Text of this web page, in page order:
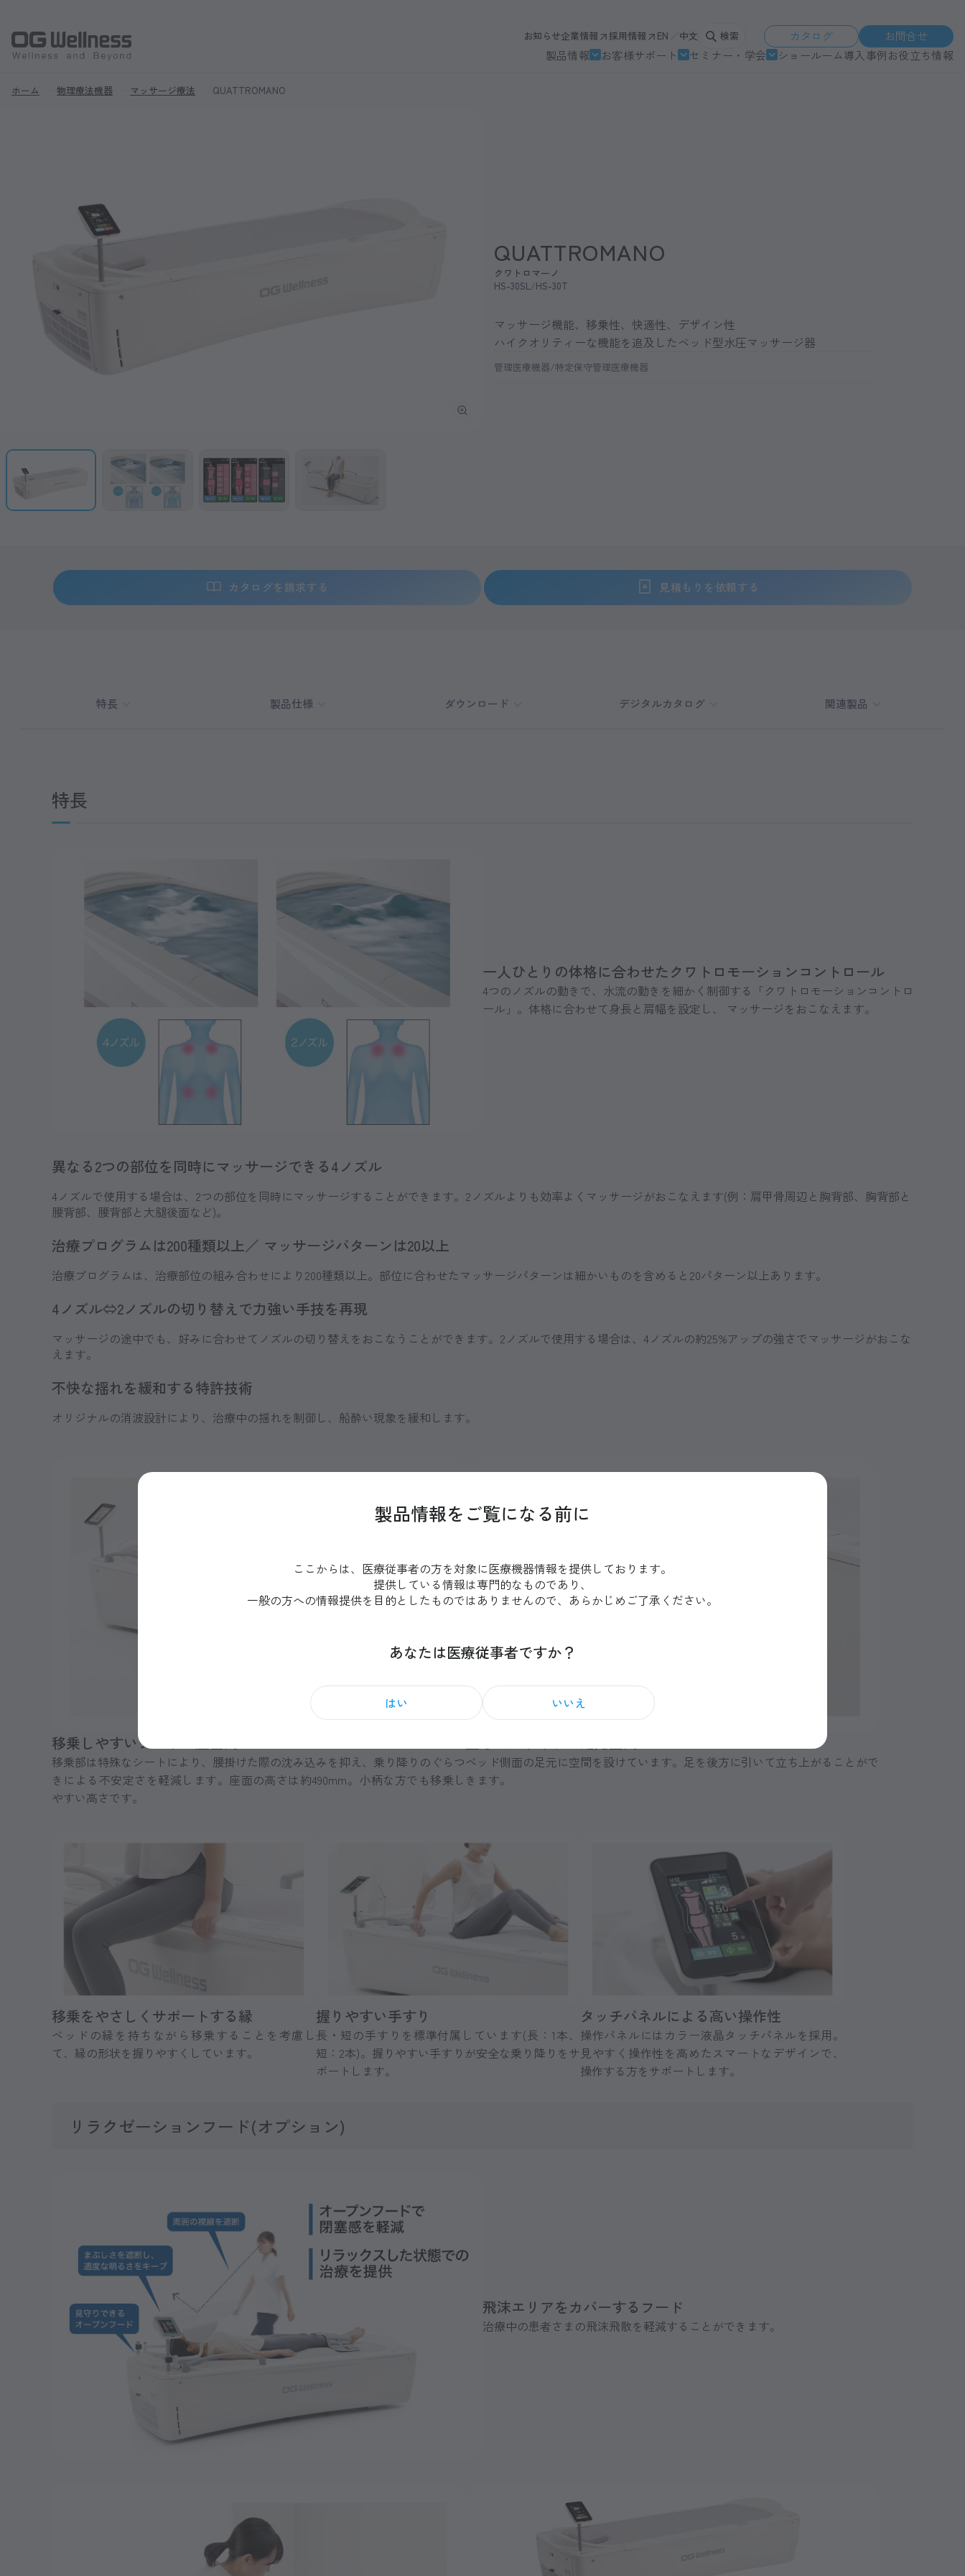
お知らせ企業情報 採用情報 EN 中文 検索 カタログ
お問合せ
製品情報
お客様サポート セミナー・学会 ショールーム導入事例お役立ち情報
ホーム 物理療法機器 マッサージ療法 QUATTROMANO
QUATTROMANO
クワトロマーノ
HS-30SL HS-30T
マッサージ機能、移乗性、快適性、デザイン性
ハイクオリティーな機能を追及したベッド型水圧マッサージ器
管理医療機器/特定保守管理医療機器
カタログを請求する 見積もりを依頼する
特長 製品仕様 ダウンロード デジタルカタログ 関連製品
特長
一人ひとりの体格に合わせたクワトロモーションコントロール
4つのノズルの動きで、水流の動きを細かく制御する「クワトロモーションコントロ
ール」。体格に合わせて身長と肩幅を設定し、 マッサージをおこなえます。
異なる2つの部位を同時にマッサージできる4ノズル
4ノズルで使用する場合は、2つの部位を同時にマッサージすることができます。2ノズルよりも効率よくマッサージがおこなえます(例：肩甲骨周辺と胸背部、胸背部と
腰背部、腰背部と大腿後面など)。
治療プログラムは200種類以上／ マッサージパターンは20以上
治療プログラムは、治療部位の組み合わせにより200種類以上。部位に合わせたマッサージパターンは細かいものを含めると20パターン以上あります。
4ノズル⇔2ノズルの切り替えで力強い手技を再現
マッサージの途中でも、好みに合わせてノズルの切り替えをおこなうことができます。2ノズルで使用する場合は、4ノズルの約25%アップの強さでマッサージがおこな
えます。
不快な揺れを緩和する特許技術
オリジナルの消波設計により、治療中の揺れを制御し、船酔い現象を緩和します。
移乗しやすいシート・座面高
移乗部は特殊なシートにより、腰掛けた際の沈み込みを抑え、乗り降りのぐらつ
きによる不安定さを軽減します。座面の高さは約490mm。小柄な方でも移乗し
やすい高さです。
ベッド側面の足元に空間を設けています。足を後方に引いて立ち上がることがで
きます。
移乗をやさしくサポートする縁
ベッドの縁を持ちながら移乗することを考慮し
て、縁の形状を握りやすくしています。
握りやすい手すり
長・短の手すりを標準付属しています(長：1本、
短：2本)。握りやすい手すりが安全な乗り降りをサ
ポートします。
タッチパネルによる高い操作性
操作パネルにはカラー液晶タッチパネルを採用。
見やすく操作性を高めたスマートなデザインで、
操作する方をサポートします。
リラクゼーションフード(オプション)
飛沫エリアをカバーするフード
治療中の患者さまの飛沫飛散を軽減することができます。
製品情報をご覧になる前に
ここからは、医療従事者の方を対象に医療機器情報を提供しております。
提供している情報は専門的なものであり、
一般の方への情報提供を目的としたものではありませんので、あらかじめご了承ください。
あなたは医療従事者ですか？
はい いいえ